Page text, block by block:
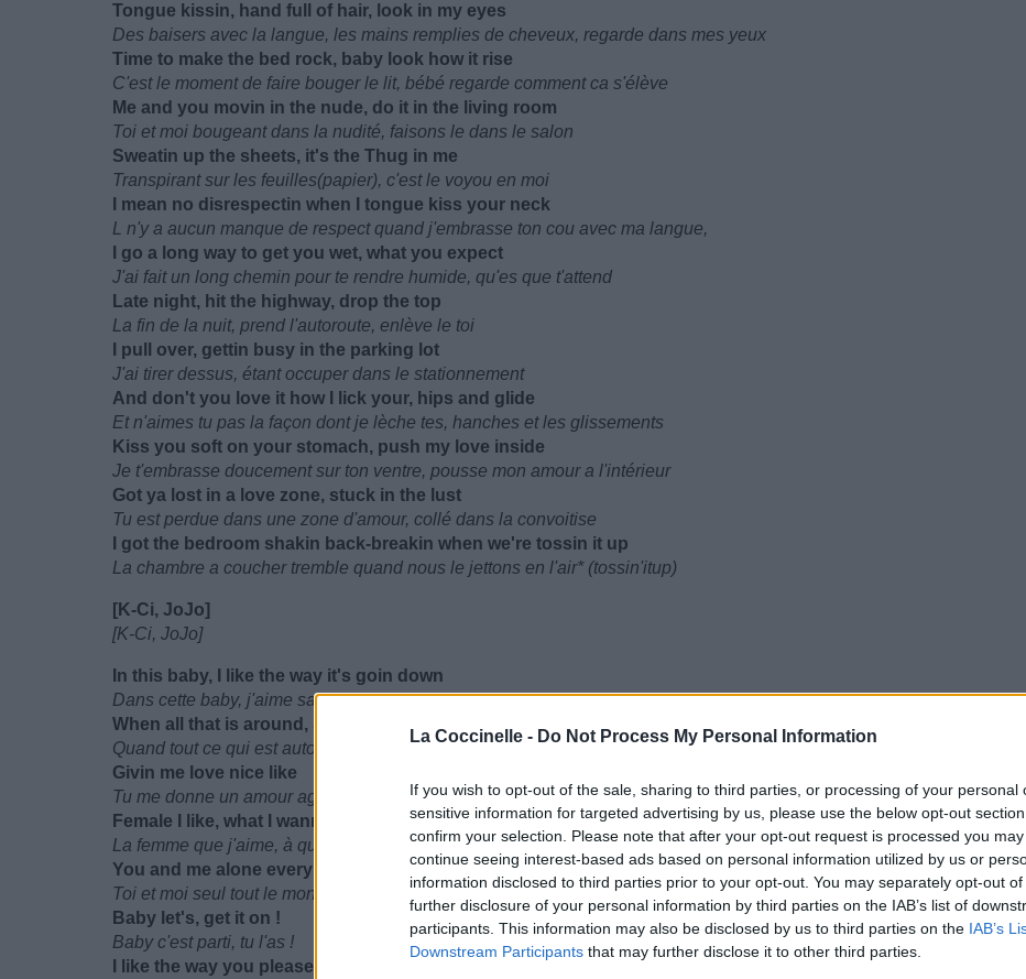
La Coccinelle - Do Not Process My Personal Information
If you wish to opt-out of the sale, sharing to third parties, or processing of your personal
sensitive information for targeted advertising by us, please use the below opt-out
confirm your selection. Please note that after your opt-out request is processed you may
continue seeing interest-based ads based on personal information utilized by us or
information disclosed to third parties prior to your opt-out. You may separately opt-out of
further disclosure of your personal information by third parties on the IAB’s list of
participants. This information may also be disclosed by us to third parties on the IAB’s
Downstream Participants that may further disclose it to other third parties.
Tongue kissin, hand full of hair, look in my eyes
Des baisers avec la langue, les mains remplies de cheveux, regarde dans mes yeux
Time to make the bed rock, baby look how it rise
C'est le moment de faire bouger le lit, bébé regarde comment ca s'élève
Me and you movin in the nude, do it in the living room
Toi et moi bougeant dans la nudité, faisons le dans le salon
Sweatin up the sheets, it's the Thug in me
Transpirant sur les feuilles(papier), c'est le voyou en moi
I mean no disrespectin when I tongue kiss your neck
L n'y a aucun manque de respect quand j'embrasse ton cou avec ma langue,
I go a long way to get you wet, what you expect
J'ai fait un long chemin pour te rendre humide, qu'es que t'attend
Late night, hit the highway, drop the top
La fin de la nuit, prend l'autoroute, enlève le toi
I pull over, gettin busy in the parking lot
J'ai tirer dessus, étant occuper dans le stationnement
And don't you love it how I lick your, hips and glide
Et n'aimes tu pas la façon dont je lèche tes, hanches et les glissements
Kiss you soft on your stomach, push my love inside
Je t'embrasse doucement sur ton ventre, pousse mon amour a l'intérieur
Got ya lost in a love zone, stuck in the lust
Tu est perdue dans une zone d'amour, collé dans la convoitise
I got the bedroom shakin back-breakin when we're tossin it up
La chambre a coucher tremble quand nous le jettons en l'air* (tossin'itup)
[K-Ci, JoJo]
[K-Ci, JoJo]
In this baby, I like the way it's goin down
Dans cette baby, j'aime sa voie,
When all that is around, slip slide ride
Quand tout ce qui est autour, glisse et dérape,
Givin me love nice like
Tu me donne un amour agréable comme
Female I like, what I wanna give all night
La femme que j'aime, à qui je veux donner toute la nuit
You and me alone everybody's gone toss it up
Toi et moi seul tout le monde est parti remue le
Baby let's, get it on !
Baby c'est parti, tu l'as !
I like the way you please me, babe